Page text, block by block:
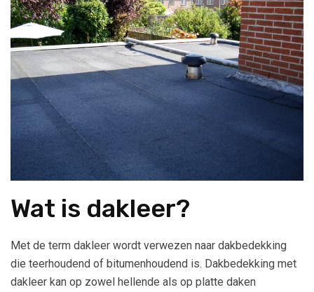
Wat is dakleer?
Met de term dakleer wordt verwezen naar dakbedekking
die teerhoudend of bitumenhoudend is. Dakbedekking met
dakleer kan op zowel hellende als op platte daken